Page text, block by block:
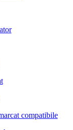
compatibile